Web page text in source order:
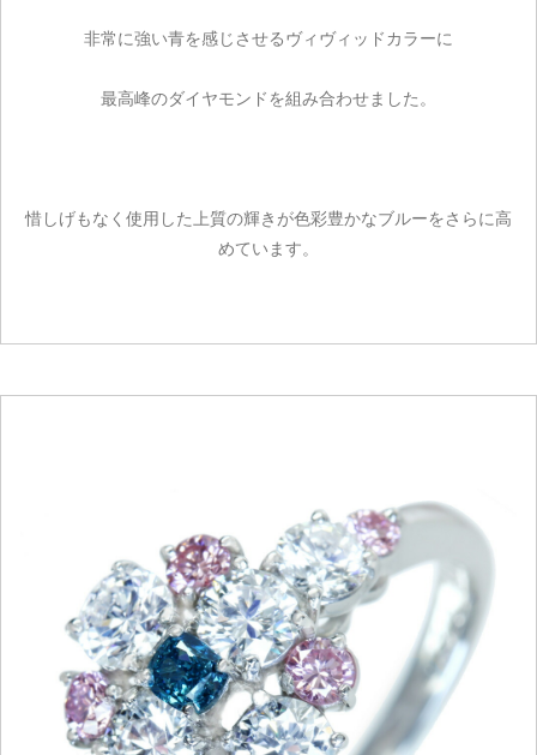
非常に強い青を感じさせるヴィヴィッドカラーに
最高峰のダイヤモンドを組み合わせました。
惜しげもなく使用した上質の輝きが色彩豊かなブルーをさらに高
めています。